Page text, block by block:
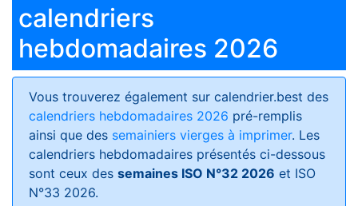
calendriers
hebdomadaires 2026
Vous trouverez également sur calendrier.best des
calendriers hebdomadaires 2026 pré-remplis
ainsi que des semainiers vierges à imprimer. Les
calendriers hebdomadaires présentés ci-dessous
sont ceux des semaines ISO N°32 2026 et ISO
N°33 2026.